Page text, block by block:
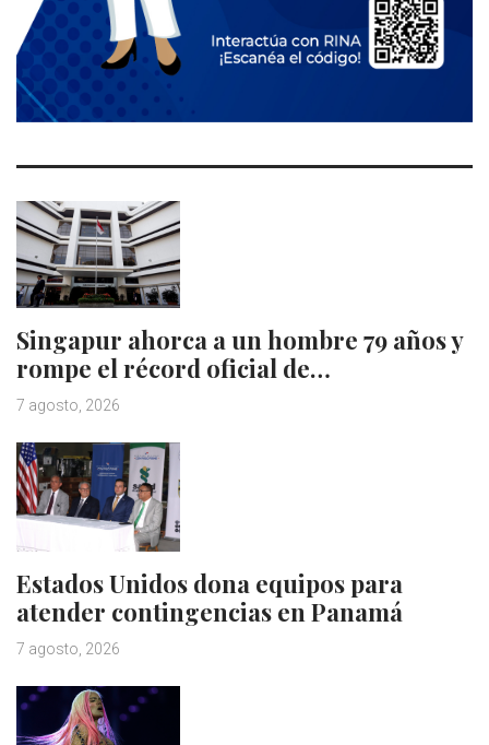
Singapur ahorca a un hombre 79 años y
rompe el récord oficial de…
7 agosto, 2026
Estados Unidos dona equipos para
atender contingencias en Panamá
7 agosto, 2026